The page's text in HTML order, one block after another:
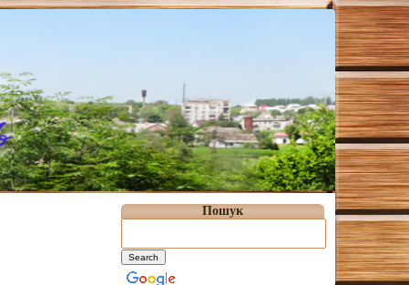
Пошук